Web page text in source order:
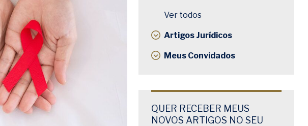
Ver todos
Artigos Jurídicos
Meus Convidados
QUER RECEBER MEUS
NOVOS ARTIGOS NO SEU